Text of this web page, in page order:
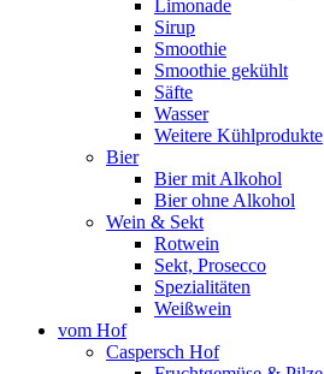
Limonade
Sirup
Smoothie
Smoothie gekühlt
Säfte
Wasser
Weitere Kühlprodukte
Bier
Bier mit Alkohol
Bier ohne Alkohol
Wein & Sekt
Rotwein
Sekt, Prosecco
Spezialitäten
Weißwein
vom Hof
Caspersch Hof